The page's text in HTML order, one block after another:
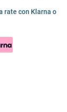
rate con Klarna o